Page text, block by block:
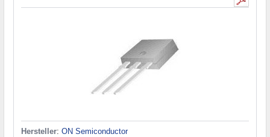
Hersteller: ON Semiconductor